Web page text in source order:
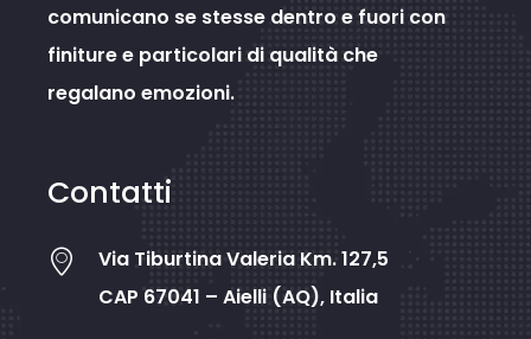
comunicano se stesse dentro e fuori con
finiture e particolari di qualità che
regalano emozioni.
Contatti
Via Tiburtina Valeria Km. 127,5
CAP 67041 – Aielli (AQ), Italia